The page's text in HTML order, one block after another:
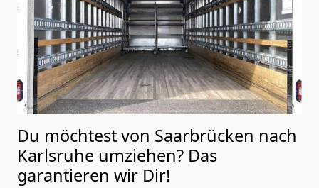
Du möchtest von Saarbrücken nach
Karlsruhe umziehen? Das
garantieren wir Dir!